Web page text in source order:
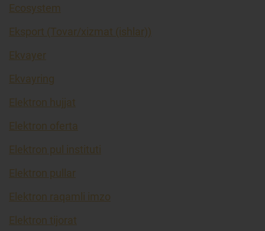
Ecosystem
Eksport (Tovar/xizmat (ishlar))
Ekvayer
Ekvayring
Elektron hujjat
Elektron oferta
Elektron pul instituti
Elektron pullar
Elektron raqamli imzo
Elektron tijorat